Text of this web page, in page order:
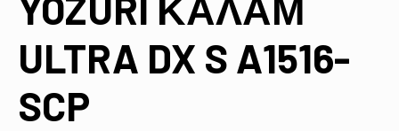
ULTRA DX S A1516-
SCP